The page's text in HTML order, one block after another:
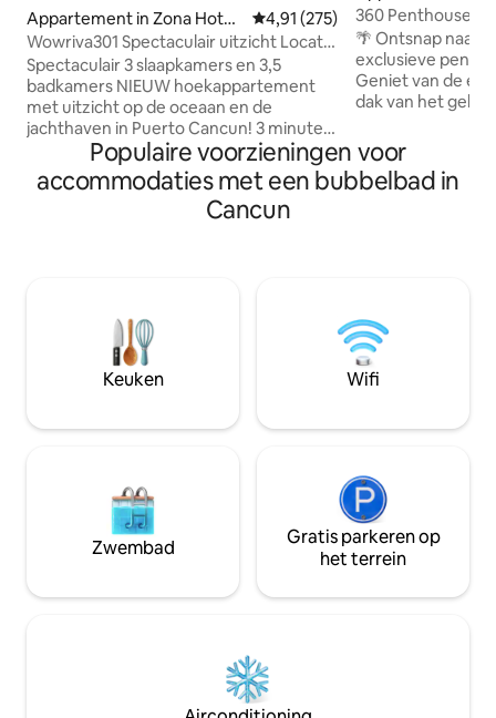
Appartement in Zona Hotel
era
Gemiddelde beoordeling van
4,91 (275)
Wowriva301 Spectaculair uitzicht Locatie
Dream 3 BR
Spectaculair 3 slaapkamers en 3,5
badkamers NIEUW hoekappartement
met uitzicht op de oceaan en de
jachthaven in Puerto Cancun! 3 minuten
lopen naar Starbucks en winkelcentrum,
restaurants, tien minuten lopen naar
privéstrand. Prachtige voorzieningen -
Zwembad op het dak, bar, barbecue,
range allemaal op loopafstand in een
luxe buurt. YouTube-video die volledig
overzicht heeft van het pand en het
gebied zoeken wowriva301. omheinde
era
360 Penthouse -
zwembad op het
🌴 Ontsnap naar
exclusieve
Geniet van de
dak van het
Direct tegenover
veerboot naar Isla
minuten van het
het einde van je
herinneren.
Populaire voorzieningen voor
accommodaties met een bubbelbad in
Cancun
Keuken Wifi
Zwembad
Gratis parkeren op
het terrein